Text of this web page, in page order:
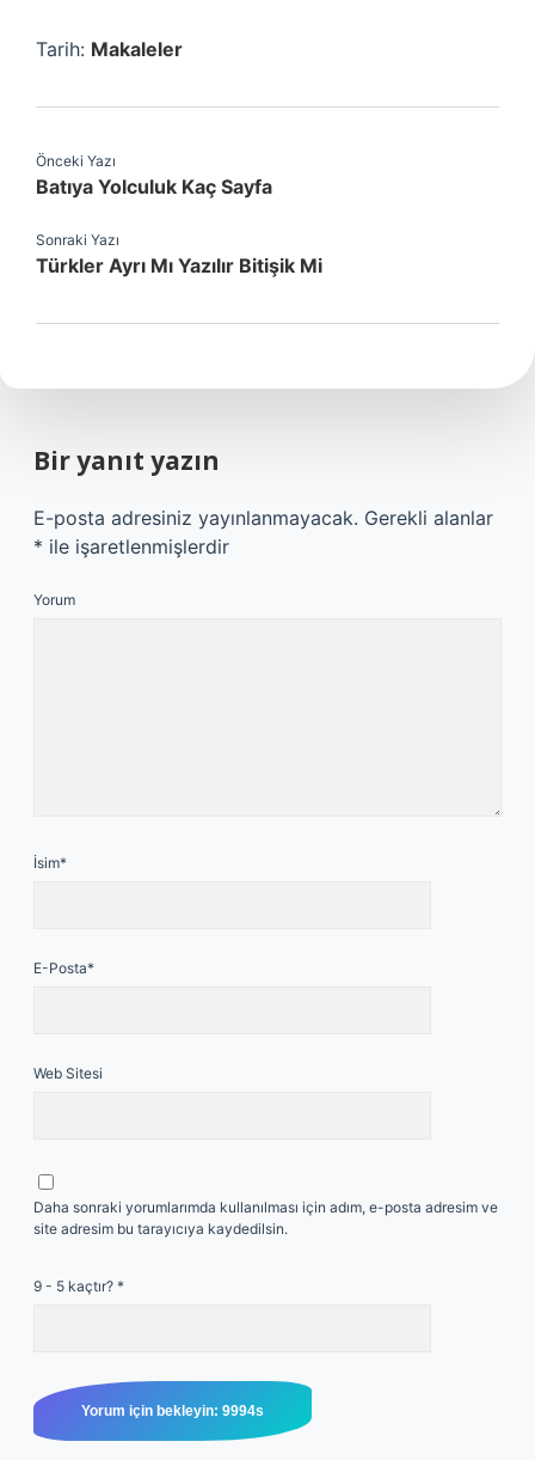
Tarih: Makaleler
Önceki Yazı
Batıya Yolculuk Kaç Sayfa
Sonraki Yazı
Türkler Ayrı Mı Yazılır Bitişik Mi
Bir yanıt yazın
E-posta adresiniz yayınlanmayacak. Gerekli alanlar
* ile işaretlenmişlerdir
Yorum
İsim*
E-Posta*
Web Sitesi
Daha sonraki yorumlarımda kullanılması için adım, e-posta adresim ve
site adresim bu tarayıcıya kaydedilsin.
9 - 5 kaçtır? *